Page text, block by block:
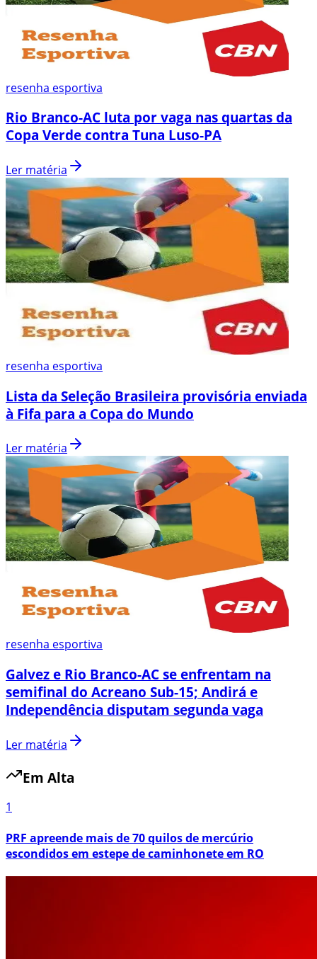
resenha esportiva
Rio Branco-AC luta por vaga nas quartas da
Copa Verde contra Tuna Luso-PA
Ler matéria
resenha esportiva
Lista da Seleção Brasileira provisória enviada
à Fifa para a Copa do Mundo
Ler matéria
resenha esportiva
Galvez e Rio Branco-AC se enfrentam na
semifinal do Acreano Sub-15; Andirá e
Independência disputam segunda vaga
Ler matéria
Em Alta
1
PRF apreende mais de 70 quilos de mercúrio
escondidos em estepe de caminhonete em RO